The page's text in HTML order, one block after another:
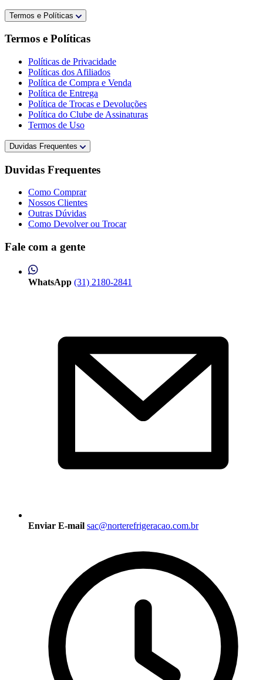
Termos e Políticas
Termos e Políticas
Políticas de Privacidade
Políticas dos Afiliados
Política de Compra e Venda
Política de Entrega
Política de Trocas e Devoluções
Política do Clube de Assinaturas
Termos de Uso
Duvidas Frequentes
Duvidas Frequentes
Como Comprar
Nossos Clientes
Outras Dúvidas
Como Devolver ou Trocar
Fale com a gente
WhatsApp (31) 2180-2841
Enviar E-mail sac@norterefrigeracao.com.br